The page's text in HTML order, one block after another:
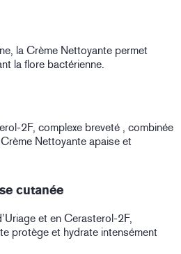
la Crème Nettoyante permet
la flore bactérienne.
2F, complexe breveté , combinée
Nettoyante apaise et
cutanée
et en Cerasterol-2F,
protège et hydrate intensément